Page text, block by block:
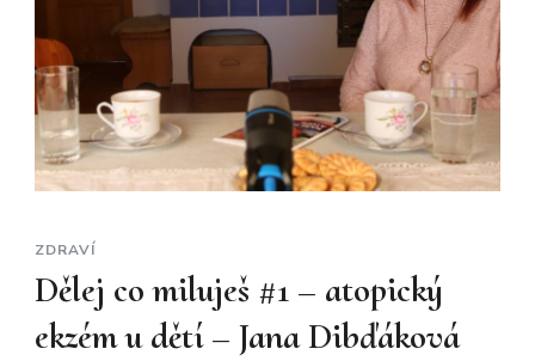
ZDRAVÍ
Dělej co miluješ #1 – atopický
ekzém u dětí – Jana Dibďáková